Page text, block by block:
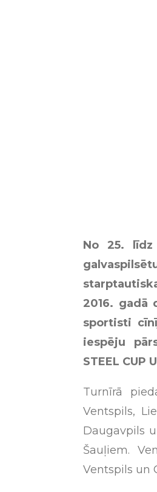
No 25.
2016. gadā
sportisti
iespēju
STEEL CUP
Turnīrā
Ventspils,
Daugavpils
Šauļiem.
Ventspils un